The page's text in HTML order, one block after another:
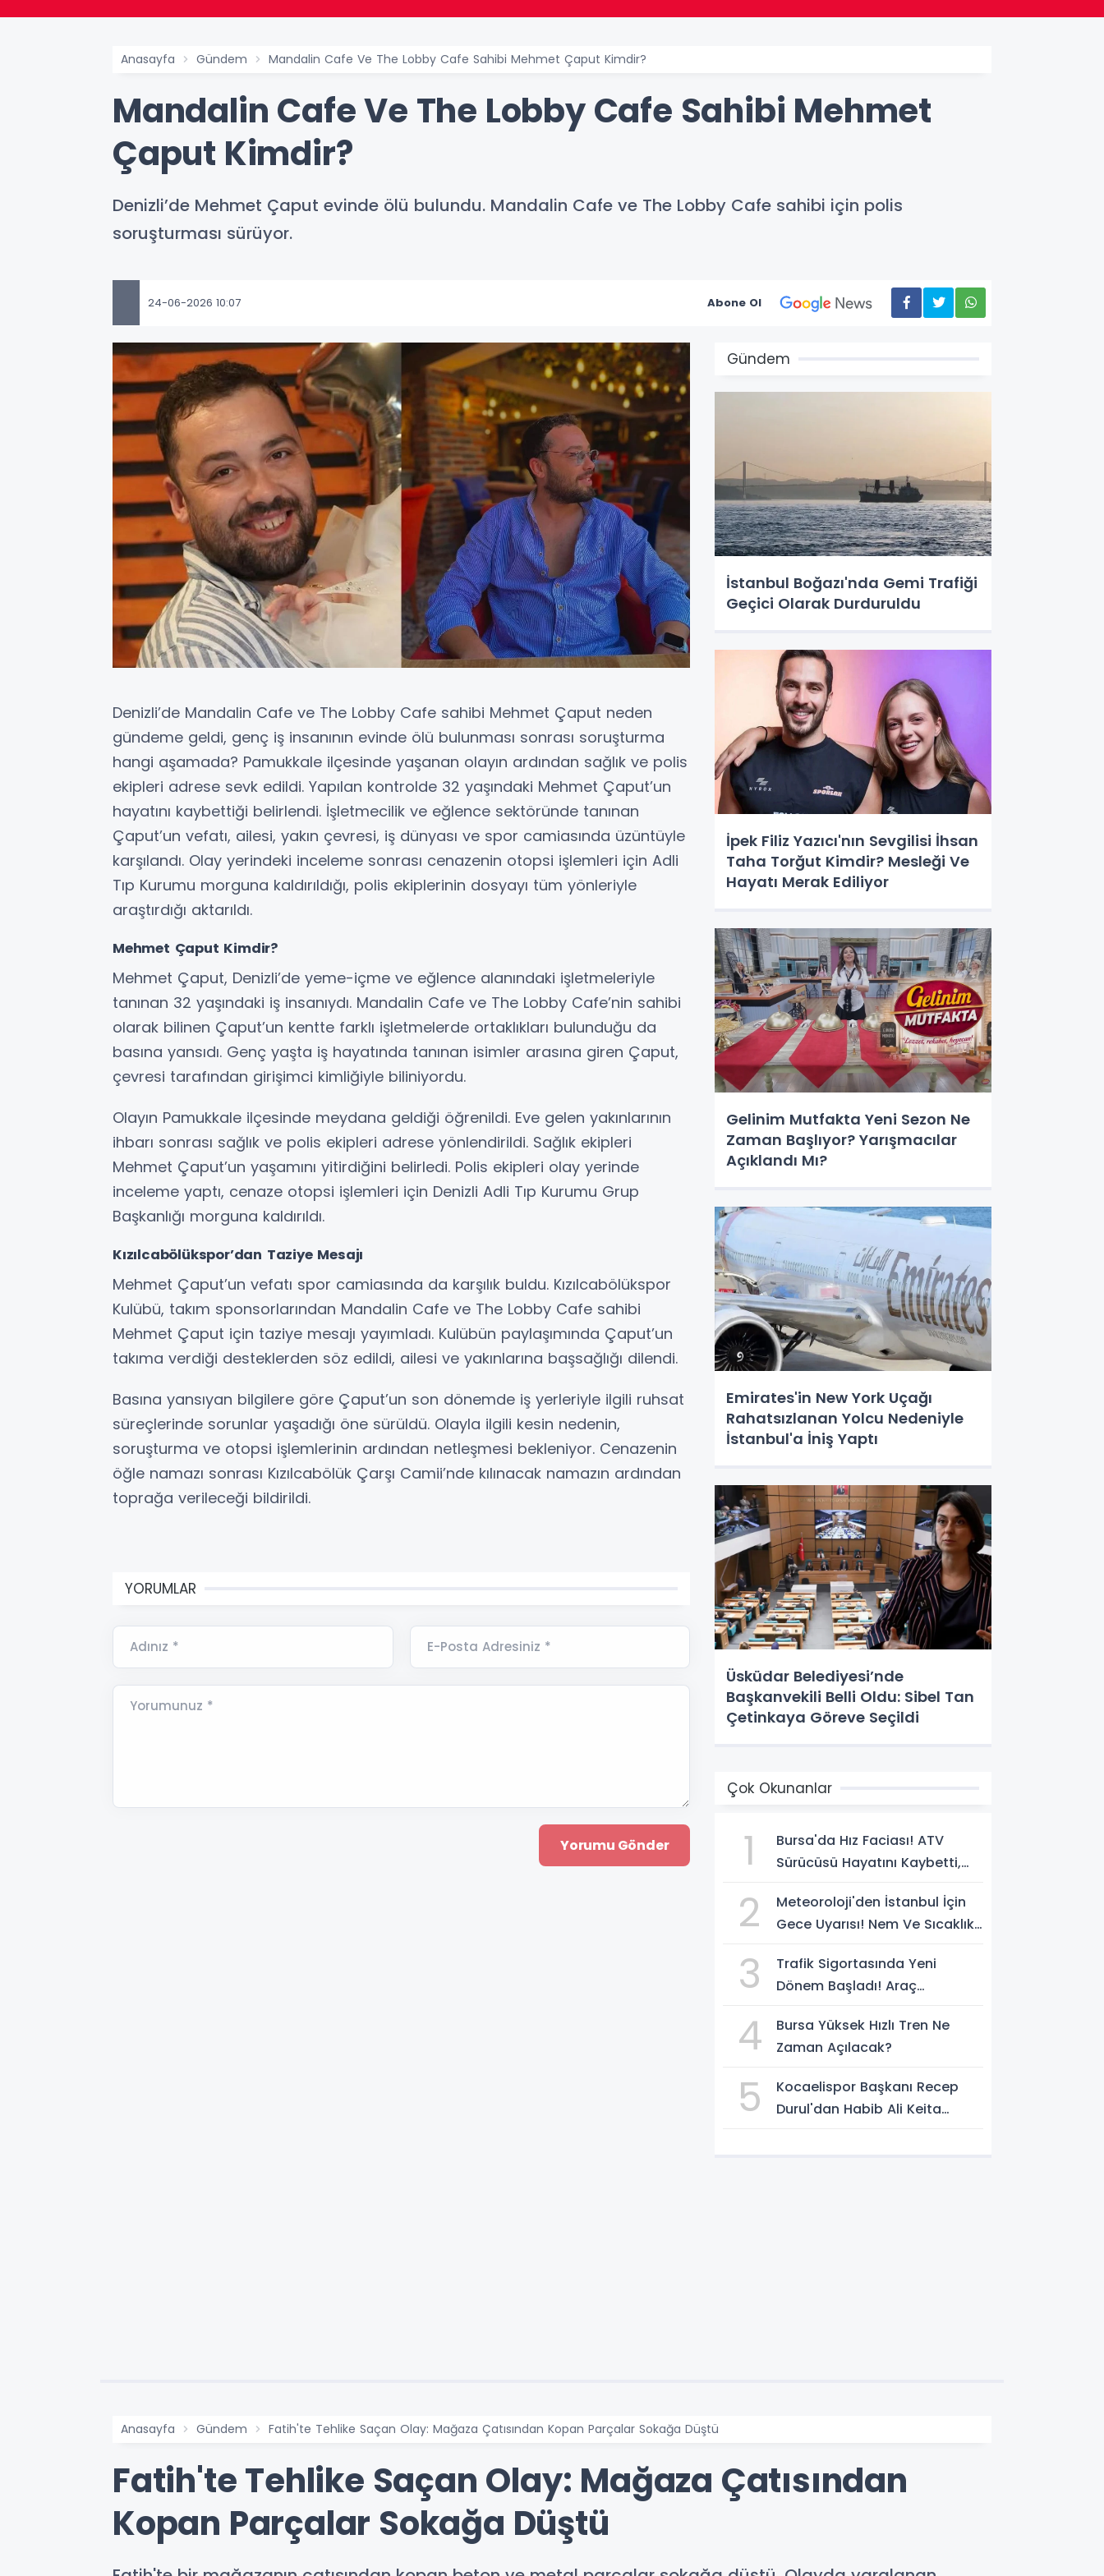
Anasayfa Gündem Mandalin Cafe Ve The Lobby Cafe Sahibi Mehmet Çaput Kimdir?
Mandalin Cafe Ve The Lobby Cafe Sahibi Mehmet
Çaput Kimdir?
Denizli’de Mehmet Çaput evinde ölü bulundu. Mandalin Cafe ve The Lobby Cafe sahibi için polis
soruşturması sürüyor.
24-06-2026 10:07 Abone Ol
Denizli’de Mandalin Cafe ve The Lobby Cafe sahibi Mehmet Çaput neden
gündeme geldi, genç iş insanının evinde ölü bulunması sonrası soruşturma
hangi aşamada? Pamukkale ilçesinde yaşanan olayın ardından sağlık ve polis
ekipleri adrese sevk edildi. Yapılan kontrolde 32 yaşındaki Mehmet Çaput’un
hayatını kaybettiği belirlendi. İşletmecilik ve eğlence sektöründe tanınan
Çaput’un vefatı, ailesi, yakın çevresi, iş dünyası ve spor camiasında üzüntüyle
karşılandı. Olay yerindeki inceleme sonrası cenazenin otopsi işlemleri için Adli
Tıp Kurumu morguna kaldırıldığı, polis ekiplerinin dosyayı tüm yönleriyle
araştırdığı aktarıldı.
Mehmet Çaput Kimdir?
Mehmet Çaput, Denizli’de yeme-içme ve eğlence alanındaki işletmeleriyle
tanınan 32 yaşındaki iş insanıydı. Mandalin Cafe ve The Lobby Cafe’nin sahibi
olarak bilinen Çaput’un kentte farklı işletmelerde ortaklıkları bulunduğu da
basına yansıdı. Genç yaşta iş hayatında tanınan isimler arasına giren Çaput,
çevresi tarafından girişimci kimliğiyle biliniyordu.
Olayın Pamukkale ilçesinde meydana geldiği öğrenildi. Eve gelen yakınlarının
ihbarı sonrası sağlık ve polis ekipleri adrese yönlendirildi. Sağlık ekipleri
Mehmet Çaput’un yaşamını yitirdiğini belirledi. Polis ekipleri olay yerinde
inceleme yaptı, cenaze otopsi işlemleri için Denizli Adli Tıp Kurumu Grup
Başkanlığı morguna kaldırıldı.
Kızılcabölükspor’dan Taziye Mesajı
Mehmet Çaput’un vefatı spor camiasında da karşılık buldu. Kızılcabölükspor
Kulübü, takım sponsorlarından Mandalin Cafe ve The Lobby Cafe sahibi
Mehmet Çaput için taziye mesajı yayımladı. Kulübün paylaşımında Çaput’un
takıma verdiği desteklerden söz edildi, ailesi ve yakınlarına başsağlığı dilendi.
Basına yansıyan bilgilere göre Çaput’un son dönemde iş yerleriyle ilgili ruhsat
süreçlerinde sorunlar yaşadığı öne sürüldü. Olayla ilgili kesin nedenin,
soruşturma ve otopsi işlemlerinin ardından netleşmesi bekleniyor. Cenazenin
öğle namazı sonrası Kızılcabölük Çarşı Camii’nde kılınacak namazın ardından
toprağa verileceği bildirildi.
YORUMLAR
Adınız * E-Posta Adresiniz *
Yorumunuz *
Gündem
İstanbul Boğazı'nda Gemi Trafiği
Geçici Olarak Durduruldu
İpek Filiz Yazıcı'nın Sevgilisi İhsan
Taha Torğut Kimdir? Mesleği Ve
Hayatı Merak Ediliyor
Gelinim Mutfakta Yeni Sezon Ne
Zaman Başlıyor? Yarışmacılar
Açıklandı Mı?
Emirates'in New York Uçağı
Rahatsızlanan Yolcu Nedeniyle
İstanbul'a İniş Yaptı
Üsküdar Belediyesi’nde
Başkanvekili Belli Oldu: Sibel Tan
Çetinkaya Göreve Seçildi
Çok Okunanlar
1
Bursa'da Hız Faciası! ATV
Sürücüsü Hayatını Kaybetti,
2
Meteoroloji'den İstanbul İçin
Gece Uyarısı! Nem Ve Sıcaklık
3
Trafik Sigortasında Yeni
Dönem Başladı! Araç
Değişiklikler Belli Oldu
4
Bursa Yüksek Hızlı Tren Ne
Zaman Açılacak?
5
Kocaelispor Başkanı Recep
Durul'dan Habib Ali Keita
Anasayfa Gündem Fatih'te Tehlike Saçan Olay: Mağaza Çatısından Kopan Parçalar Sokağa Düştü
Fatih'te Tehlike Saçan Olay: Mağaza Çatısından
Kopan Parçalar Sokağa Düştü